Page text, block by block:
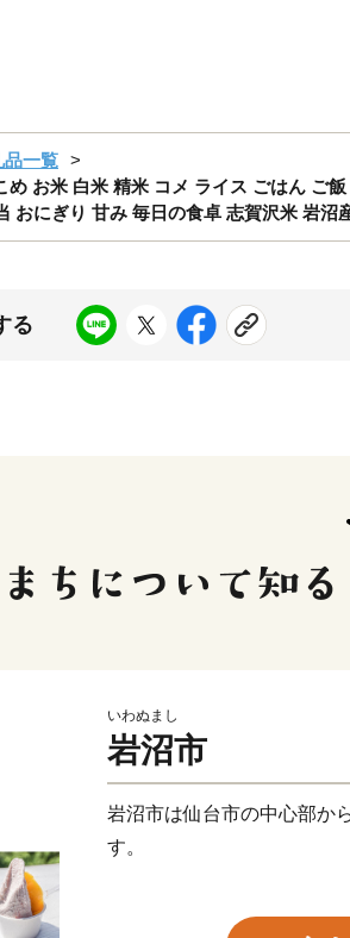
品一覧
お米 白米 精米 コメ ライス ごはん ご
おにぎり 甘み 毎日の食卓 志賀沢米 岩沼
る
いわぬまし
岩沼市
岩沼市は仙台市の中心部か
す。
千年の昔から「東北を旅す